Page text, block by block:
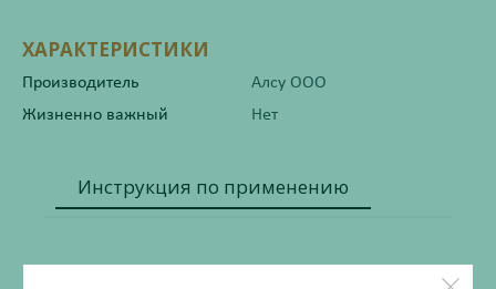
ХАРАКТЕРИСТИКИ
Производитель
Алсу ООО
Жизненно важный
Нет
Инструкция по применению